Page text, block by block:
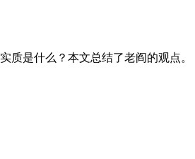
质是什么？本文总结了老阎的观点。